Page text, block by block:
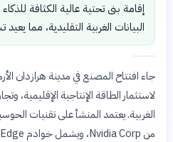
إقامة بنى تحتية عالية الكثافة
البيانات الغربية التقليدية، مما
جاء افتتاح المصنع في مدينة هرازدان
لاستثمار الطاقة الإنتاجية الإقليمية،
الغربية. يعتمد المنشأ على تقنيات